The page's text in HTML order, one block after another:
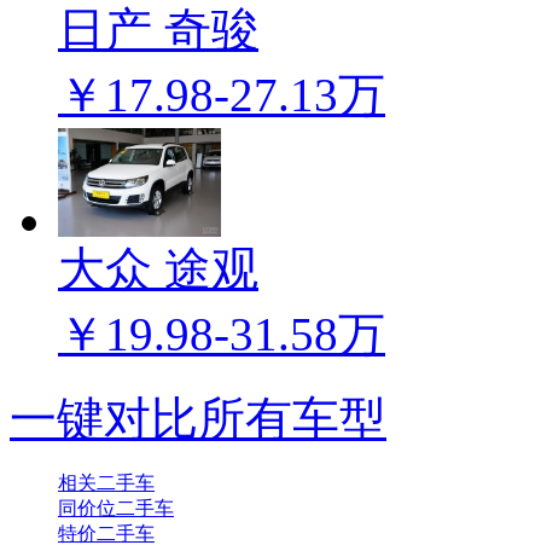
日产 奇骏
￥17.98-27.13万
大众 途观
￥19.98-31.58万
一键对比所有车型
相关二手车
同价位二手车
特价二手车